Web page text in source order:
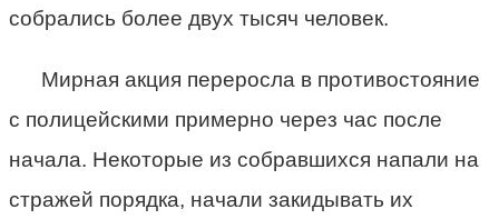
собрались более двух тысяч человек.
Мирная акция переросла в противостояние
с полицейскими примерно через час после
начала. Некоторые из собравшихся напали на
стражей порядка, начали закидывать их